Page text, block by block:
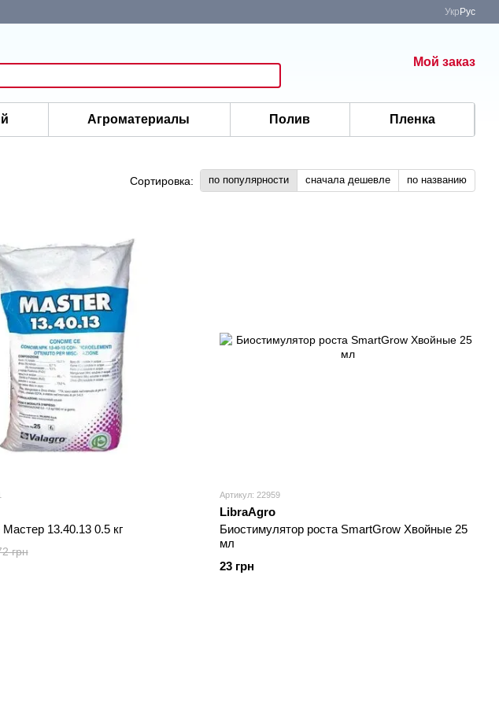
Укр Рус
Мой заказ
Агроматериалы Полив Пленка
Сортировка: по популярности сначала дешевле по названию
13.40.13 0.5 кг
грн
Артикул: 22959
LibraAgro
Биостимулятор роста SmartGrow Хвойные 25
мл
23 грн